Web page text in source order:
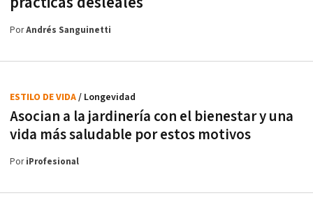
PorAndrés Sanguinetti
Asocian a la jardinería con el bienestar y una
vida más saludable por estos motivos
ESTILO DE VIDA/ Longevidad
PoriProfesional